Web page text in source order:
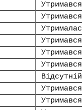
Утримався
Утримався
Утримався
Утримався
Утримався
Відсутній
Утримався
Утримався